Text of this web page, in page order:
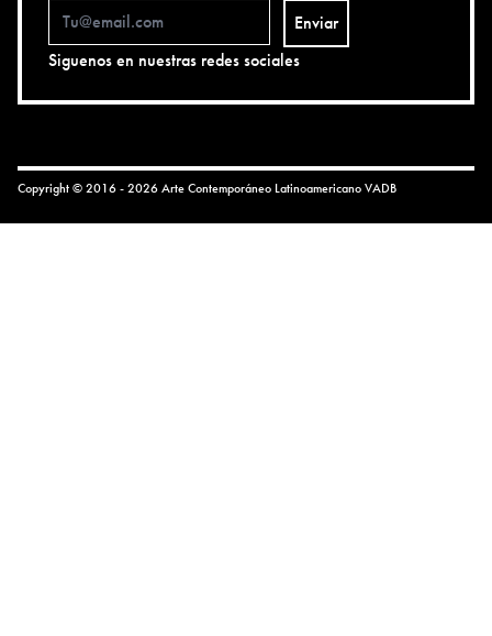
Enviar
Siguenos en nuestras redes sociales
Copyright © 2016 - 2026 Arte Contemporáneo LatinoamericanoVADB